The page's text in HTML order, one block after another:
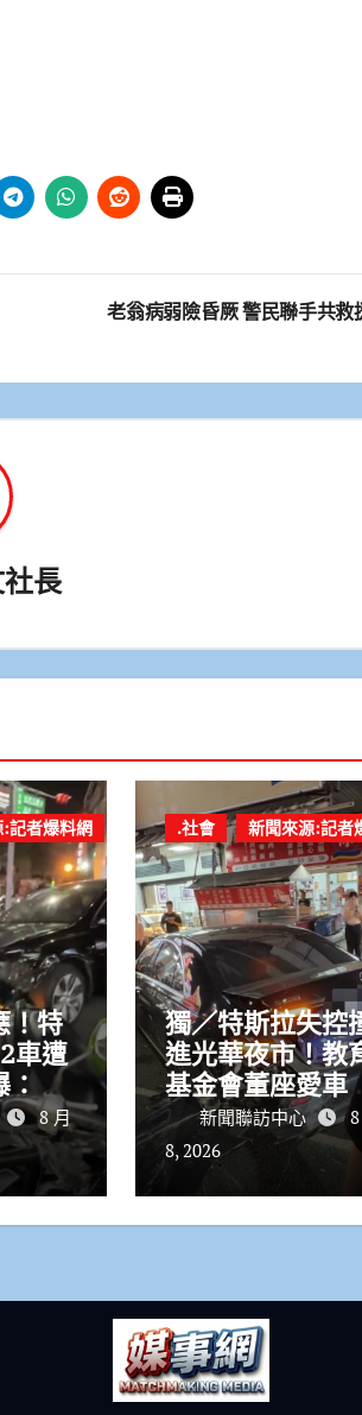
老翁病弱險昏厥 警民聯手共救
長
記者爆料網
！特
車遭
無
有28 月
.社會 新聞來源:記者
獨／特斯拉失控
進光華夜市！教
基金會董座愛車
毀 驚喊「幸好
我的車」
新聞聯訪中心
8, 2026